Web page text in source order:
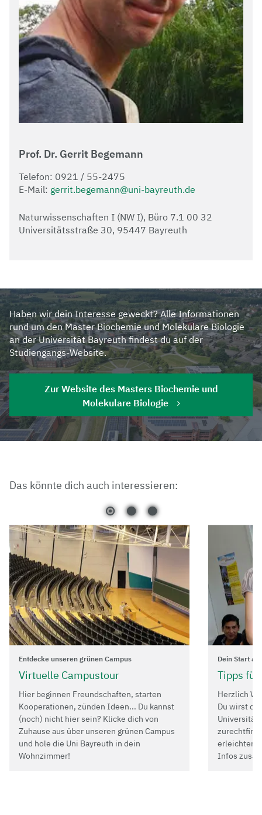
Prof. Dr. Gerrit Begemann
Telefon: 0921 / 55-2475
E-Mail: gerrit.begemann@uni-bayreuth.de
Naturwissenschaften I (NW I), Büro 7.1 00 32
Universitätsstraße 30, 95447 Bayreuth
Haben wir dein Interesse geweckt? Alle Informationen
rund um den Master Biochemie und Molekulare Biologie
an der Universität Bayreuth findest du auf der
Studiengangs-Website.
Zur Website des Masters Biochemie und
Molekulare Biologie
Das könnte dich auch interessieren:
Entdecke unseren grünen Campus
Virtuelle Campustour
Hier beginnen Freundschaften, starten
Kooperationen, zünden Ideen... Du kannst
(noch) nicht hier sein? Klicke dich von
Zuhause aus über unseren grünen Campus
und hole die Uni Bayreuth in dein
Wohnzimmer!
Dein Start
Tipps
Herzlich
Du wirst
Universität
erleichtern,
Infos